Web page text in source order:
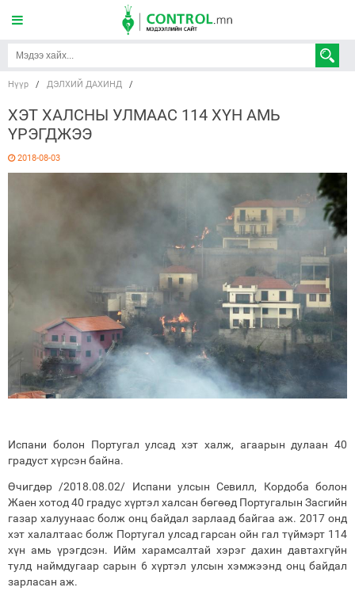
Нүүр / ДЭЛХИЙ ДАХИНД /
ХЭТ ХАЛСНЫ УЛМААС 114 ХҮН АМЬ
ҮРЭГДЖЭЭ
2018-08-03
Испани болон Португал улсад хэт халж, агаарын дулаан 40
градуст хүрсэн байна.
Өчигдөр /2018.08.02/ Испани улсын Севилл, Кордоба болон
Жаен хотод 40 градус хүртэл халсан бөгөөд Португалын Засгийн
газар халуунаас болж онц байдал зарлаад байгаа аж. 2017 онд
хэт халалтаас болж Португал улсад гарсан ойн гал түймэрт 114
хүн амь үрэгдсэн. Ийм харамсалтай хэрэг дахин давтахгүйн
тулд наймдугаар сарын 6 хүртэл улсын хэмжээнд онц байдал
зарласан аж.